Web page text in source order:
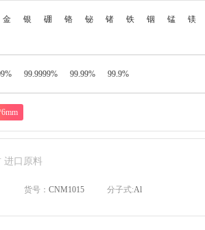
金 银 硼 铬 铋 锗 铁 铟 锰 镁
99.9999% 99.99% 99.9%
进口原料
货号： CNM1015 分子式:Al